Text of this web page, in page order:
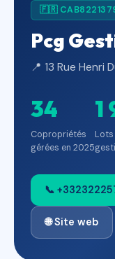
🇫🇷
Pcg
📍 13 Rue Henri
34
Copropriétés
gérées en 2025
1
Lots
📞
🌐 Site web